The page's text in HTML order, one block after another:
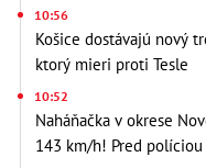
10:56
Košice dostávajú nový
ktorý mieri proti Tesle
10:52
Naháňačka v okrese
143 km/h! Pred